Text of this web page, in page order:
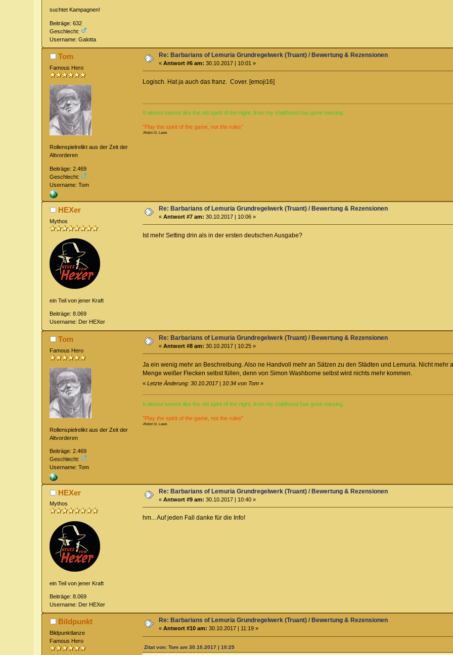
suchtet Kampagnen!
Beiträge: 632
Geschlecht:
Username: Galotta
Tom
Famous Hero
Rollenspielrelikt aus der Zeit der
Altvorderen
Beiträge: 2.469
Geschlecht:
Username: Tom
Re: Barbarians of Lemuria Grundregelwerk (Truant) / Bewertung & Rezensionen
«Antwort #6 am: 30.10.2017 | 10:01 »
Logisch. Hat ja auch das franz. Cover. [emoji16]
It almost seems like the old spirit of the night, from my childhood has gone missing.
"Play the spirit of the game, not the rules"
-Robin D. Laws
HEXer
Mythos
ein Teil von jener Kraft
Beiträge: 8.069
Username: Der HEXer
Re: Barbarians of Lemuria Grundregelwerk (Truant) / Bewertung & Rezensionen
«Antwort #7 am: 30.10.2017 | 10:06 »
Ist mehr Setting drin als in der ersten deutschen Ausgabe?
Tom
Famous Hero
Rollenspielrelikt aus der Zeit der
Altvorderen
Beiträge: 2.469
Geschlecht:
Username: Tom
Re: Barbarians of Lemuria Grundregelwerk (Truant) / Bewertung & Rezensionen
«Antwort #8 am: 30.10.2017 | 10:25 »
Ja ein wenig mehr an Beschreibung. Also ne Handvoll mehr an Sätzen zu den Städten und Lemuria. Nicht mehr
Menge weißer Flecken selbst füllen, denn von Simon Washborne selbst wird nichts mehr kommen.
« Letzte Änderung: 30.10.2017 | 10:34 von Tom»
It almost seems like the old spirit of the night, from my childhood has gone missing.
"Play the spirit of the game, not the rules"
-Robin D. Laws
HEXer
Mythos
ein Teil von jener Kraft
Beiträge: 8.069
Username: Der HEXer
Re: Barbarians of Lemuria Grundregelwerk (Truant) / Bewertung & Rezensionen
«Antwort #9 am: 30.10.2017 | 10:40 »
hm... Auf jeden Fall danke für die Info!
Bildpunkt
Bildpunktlanze
Famous Hero
Re: Barbarians of Lemuria Grundregelwerk (Truant) / Bewertung & Rezensionen
«Antwort #10 am: 30.10.2017 | 11:19 »
Zitat von: Tom am 30.10.2017 | 10:25